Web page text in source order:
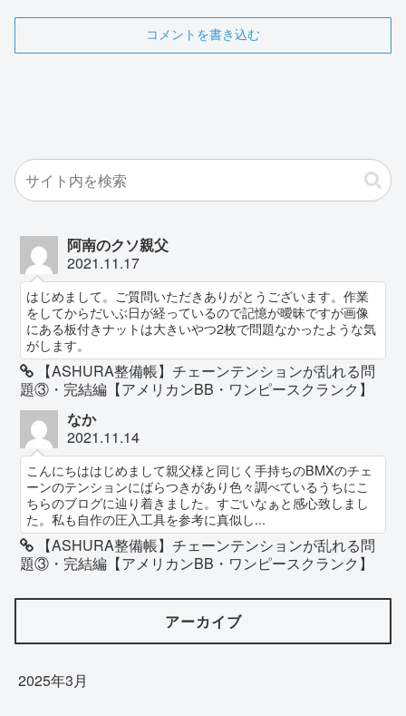
コメントを書き込む
阿南のクソ親父
2021.11.17
はじめまして。ご質問いただきありがとうございます。作業
をしてからだいぶ日が経っているので記憶が曖昧ですが画像
にある板付きナットは大きいやつ2枚で問題なかったような気
がします。
【ASHURA整備帳】チェーンテンションが乱れる問
題③・完結編【アメリカンBB・ワンピースクランク】
なか
2021.11.14
こんにちははじめまして親父様と同じく手持ちのBMXのチェ
ーンのテンションにばらつきがあり色々調べているうちにこ
ちらのブログに辿り着きました。すごいなぁと感心致しまし
た。私も自作の圧入工具を参考に真似し...
【ASHURA整備帳】チェーンテンションが乱れる問
題③・完結編【アメリカンBB・ワンピースクランク】
アーカイブ
2025年3月